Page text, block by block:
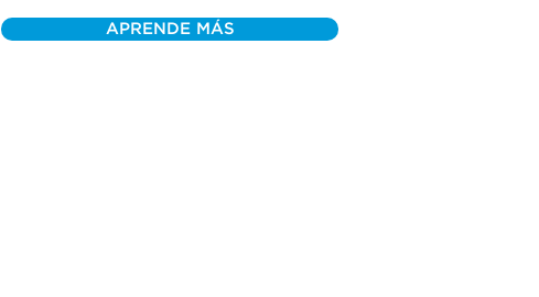
APRENDE MÁS